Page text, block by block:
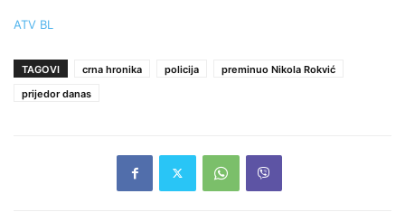
ATV BL
TAGOVI crna hronika policija
preminuo Nikola Rokvić
prijedor danas